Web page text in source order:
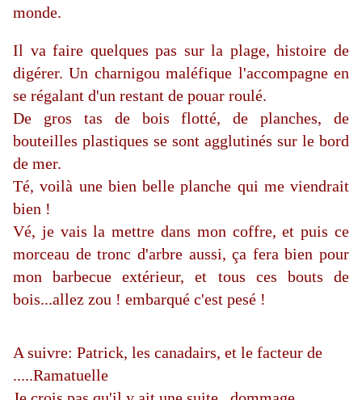
monde.
Il va faire quelques pas sur la plage, histoire de
digérer. Un charnigou maléfique l'accompagne en
se régalant d'un restant de pouar roulé.
De gros tas de bois flotté, de planches, de
bouteilles plastiques se sont agglutinés sur le bord
de mer.
Té, voilà une bien belle planche qui me viendrait
bien !
Vé, je vais la mettre dans mon coffre, et puis ce
morceau de tronc d'arbre aussi, ça fera bien pour
mon barbecue extérieur, et tous ces bouts de
bois...allez zou ! embarqué c'est pesé !
A suivre: Patrick, les canadairs, et le facteur de
.....Ramatuelle